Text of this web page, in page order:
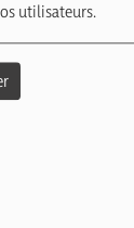
utilisateurs.